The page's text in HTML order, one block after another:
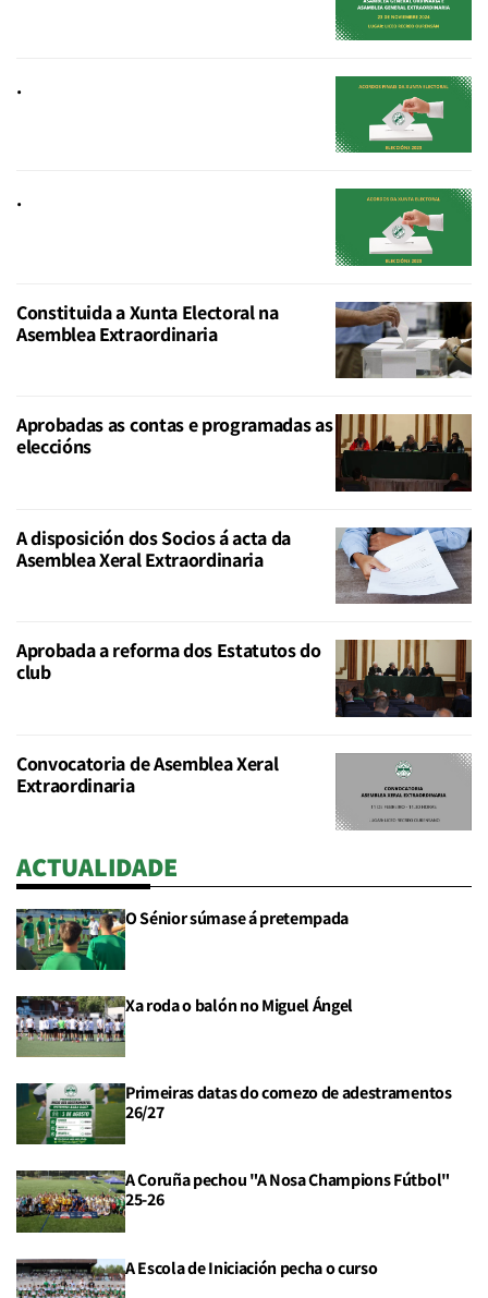
.
.
Constituida a Xunta Electoral na
Asemblea Extraordinaria
Aprobadas as contas e programadas as
eleccións
A disposición dos Socios á acta da
Asemblea Xeral Extraordinaria
Aprobada a reforma dos Estatutos do
club
Convocatoria de Asemblea Xeral
Extraordinaria
ACTUALIDADE
O Sénior súmase á pretempada
Xa roda o balón no Miguel Ángel
Primeiras datas do comezo de adestramentos
26/27
A Coruña pechou "A Nosa Champions Fútbol"
25-26
A Escola de Iniciación pecha o curso